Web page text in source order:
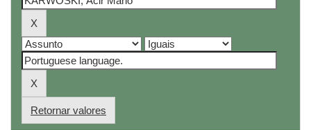
Retornar valores